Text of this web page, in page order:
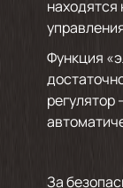
находятся
Функция
регулятор
За